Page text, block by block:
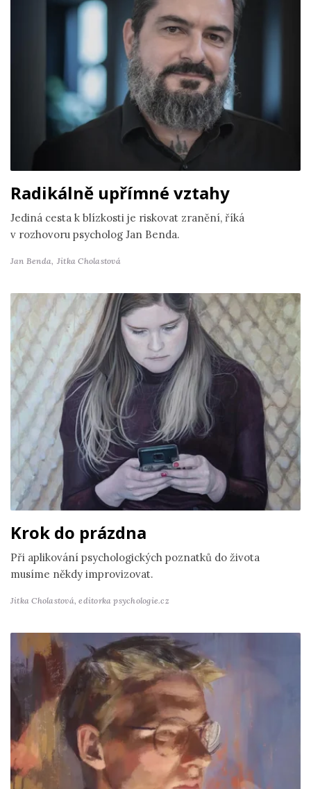
Radikálně upřímné vztahy
Jediná cesta k blízkosti je riskovat zranění, říká
v rozhovoru psycholog Jan Benda.
Jan Benda, Jitka Cholastová
Krok do prázdna
Při aplikování psychologických poznatků do života
musíme někdy improvizovat.
Jitka Cholastová,editorka psychologie.cz